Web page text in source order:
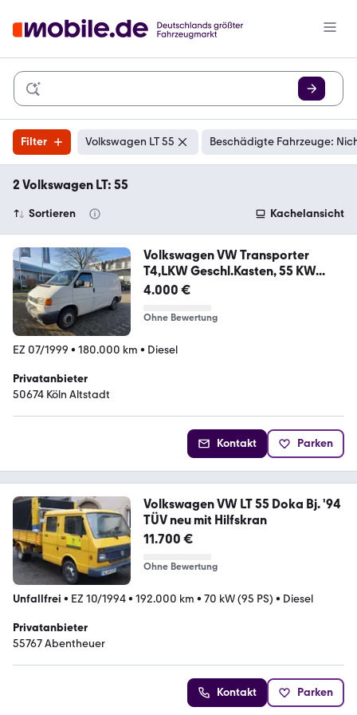
Filter Volkswagen LT 55 Beschädigte Fahrzeuge:
2 Volkswagen LT: 55
Sortieren Kachelansicht
Volkswagen VW Transporter
T4,LKW Geschl.Kasten, 55 KW...
4.000 €
Ohne Bewertung
EZ 07/1999 • 180.000 km • Diesel
Privatanbieter
50674 Köln Altstadt
Kontakt Parken
Volkswagen VW LT 55 Doka Bj. '94
TÜV neu mit Hilfskran
11.700 €
Ohne Bewertung
Unfallfrei • EZ 10/1994• 192.000 km • 70 kW (95 PS) • Diesel
Privatanbieter
55767 Abentheuer
Kontakt Parken